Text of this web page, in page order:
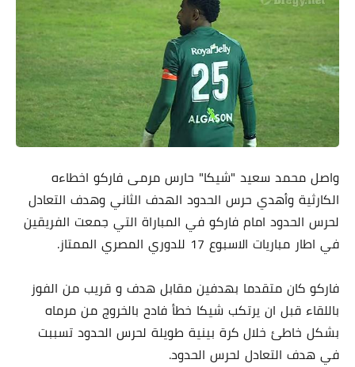
واصل محمد سعيد "شيكا" حارس مرمى فاركو اخطاءه
الكارثية وأهدي حرس الحدود الهدف الثاني وهدف التعادل
لحرس الحدود امام فاركو في المباراة التي جمعت الفريقين
في اطار مباريات الاسبوع 17 للدوري المصري الممتاز.
فاركو كان متقدما بهدفين مقابل هدف و قريب من الفوز
باللقاء قبل ان يرتكب شيكا خطأ فادح بالخروج من مرماه
بشكل خاطئ خلال كرة بينية طويلة لحرس الحدود تسببت
في هدف التعادل لحرس الحدود.